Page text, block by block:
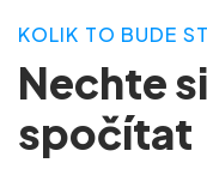
KOLIK TO BUDE
Nechte
spočítat